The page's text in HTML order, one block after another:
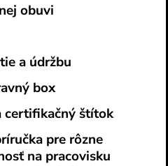
obuvi
a údržbu
box
certifikačný štítok
pre rôzne
na pracovisku